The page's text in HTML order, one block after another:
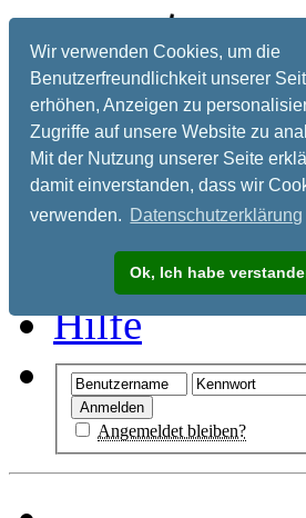
Wir verwenden Cookies, um die
Benutzerfreundlichkeit unserer
erhöhen, Anzeigen zu
Zugriffe auf unsere Website zu
Mit der Nutzung unserer Seite
damit einverstanden, dass wir
verwenden. Datenschutzerklärung
Ok, Ich habe
Registrieren
Hilfe
Angemeldet bleiben?